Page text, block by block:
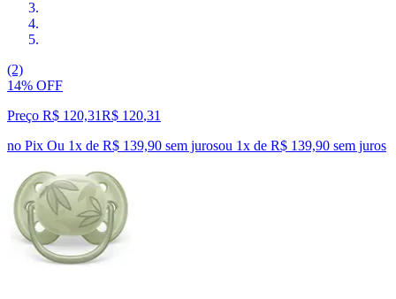
(2)
14% OFF
Preço R$ 120,31R$ 120,31
no Pix Ou 1x de R$ 139,90 sem jurosou 1x de R$ 139,90 sem juros